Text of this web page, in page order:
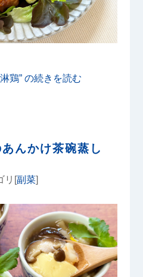
鶏” の続きを読む
んかけ茶碗蒸し
リ[副菜]